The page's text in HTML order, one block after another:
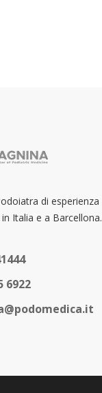
di esperienza
Italia e a Barcellona.
6922